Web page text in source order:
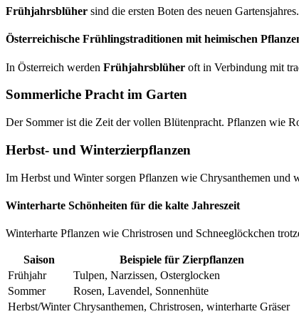
Frühjahrsblüher sind die ersten Boten des neuen
Österreichische Frühlingstraditionen mit heimischen
In Österreich werden Frühjahrsblüher oft in Verbindung mit
Sommerliche Pracht im Garten
Der Sommer ist die Zeit der vollen Blütenpracht. Pflanzen wie
Herbst- und Winterzierpflanzen
Im Herbst und Winter sorgen Pflanzen wie Chrysanthemen und
Winterharte Schönheiten für die kalte Jahreszeit
Winterharte Pflanzen wie Christrosen und Schneeglöckchen
Saison
Beispiele für Zierpflanzen
Frühjahr
Tulpen, Narzissen, Osterglocken
Sommer
Rosen, Lavendel, Sonnenhüte
Herbst/Winter Chrysanthemen, Christrosen, winterharte Gräser